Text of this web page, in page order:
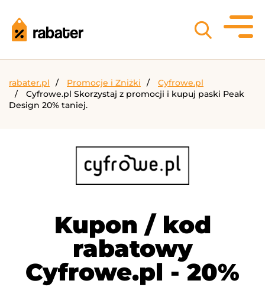
rabater.pl Promocje i Zniżki
Cyfrowe.pl
Cyfrowe.pl Skorzystaj z promocji i kupuj paski Peak
Design 20% taniej.
Kupon / kod
rabatowy
Cyfrowe.pl - 20%